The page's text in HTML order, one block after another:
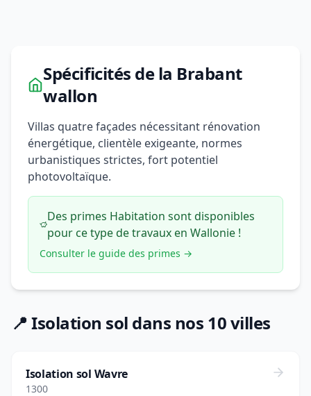
Spécificités de la Brabant
wallon
Villas quatre façades nécessitant rénovation
énergétique, clientèle exigeante, normes
urbanistiques strictes, fort potentiel
photovoltaïque.
Des primes Habitation sont disponibles
pour ce type de travaux en Wallonie !
Consulter le guide des primes →
📍 Isolation sol dans nos 10 villes
Isolation sol Wavre
1300